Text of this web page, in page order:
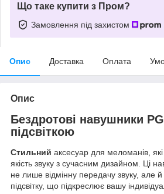
Що таке купити з Пром?
Замовлення під захистом
Опис Доставка Оплата
Опис
Бездротові навушники
підсвіткою
Стильний аксесуар для меломанів,
якість звуку з сучасним дизайном. Ці
не лише відмінну передачу звуку, але й
підсвітку, що підкреслює вашу